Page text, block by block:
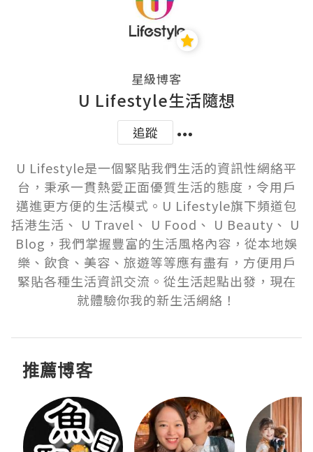
星級博客
U Lifestyle生活隨想
追蹤
U Lifestyle是一個緊貼我們生活的資訊性網絡平
台，秉承一貫熱愛正面優質生活的態度，令用戶
邁進更方便的生活模式。U Lifestyle旗下頻道包
括港生活、 U Travel、 U Food、 U Beauty、 U
Blog，我們掌握豐富的生活風格內容，從本地娛
樂、飲食、美容、旅遊等等應有盡有，方便用戶
緊貼各種生活資訊交流。從生活起點出發，現在
就體驗你我的新生活網絡！
推薦博客